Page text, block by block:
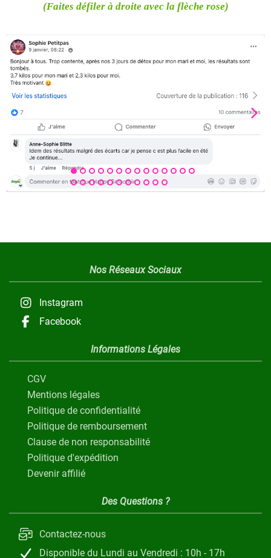
(Faites défiler à droite avec la flèche rose)
Nos Réseaux Sociaux
Instagram
Facebook
Informations Légales
CGV
Mentions légales
Politique de confidentialité
Politique de remboursement
Clause de non responsabilité
Politique d'expédition
Devenir affilié
Des Questions ?
Contactez-nous
Disponible du Lundi au Vendredi : 10h - 17h